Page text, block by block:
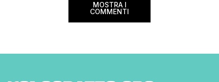
MOSTRA I
COMMENTI